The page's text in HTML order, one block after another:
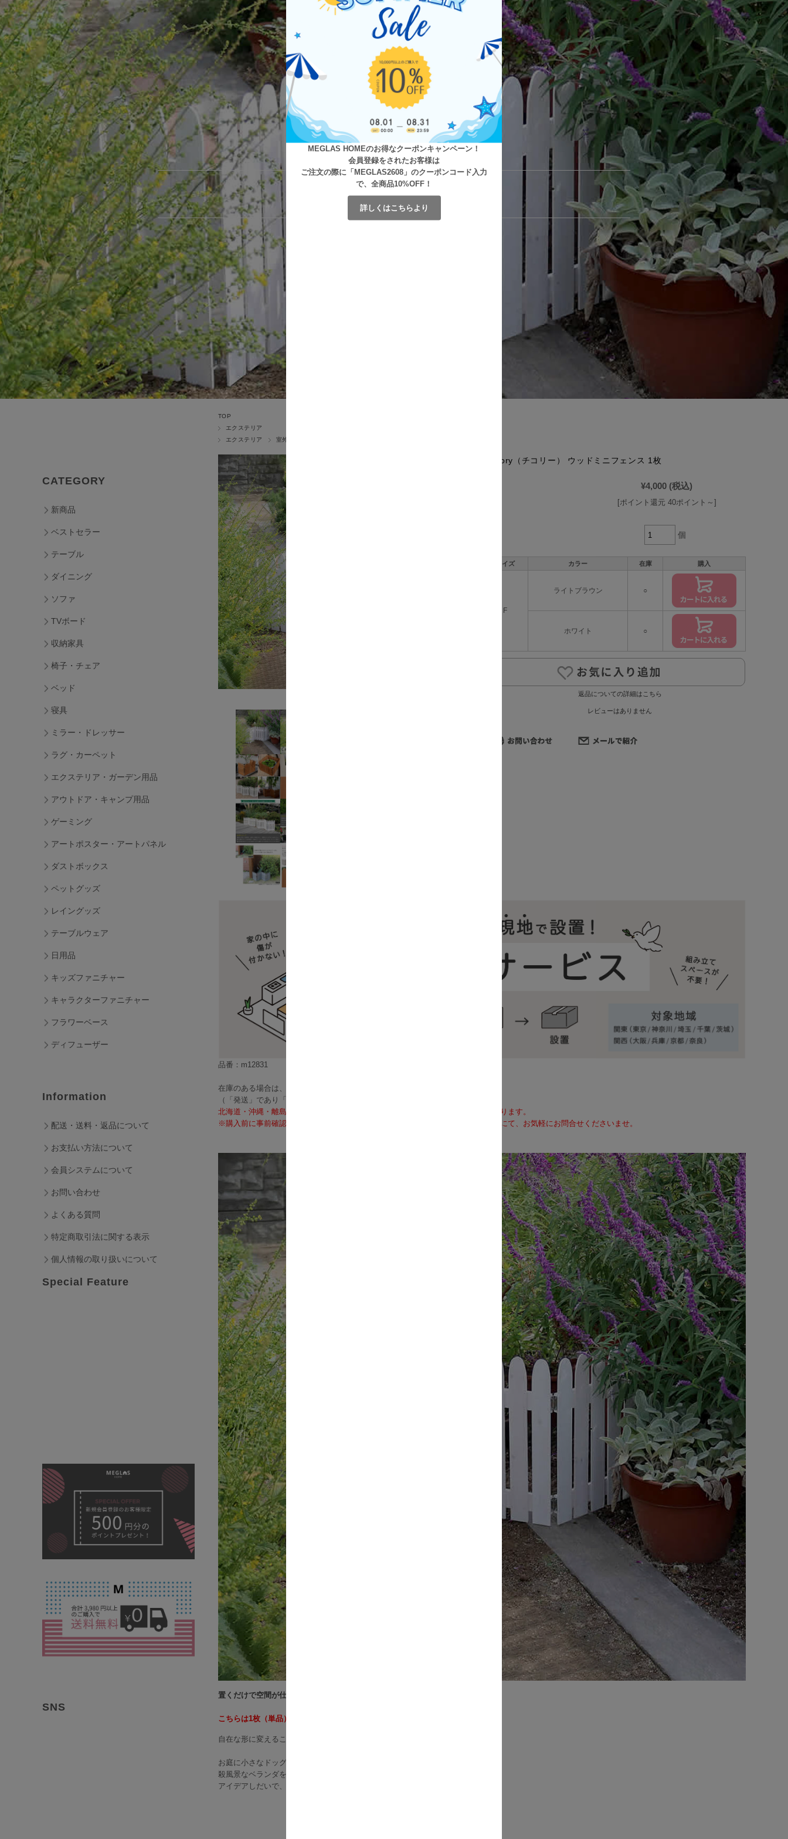
MEGLAS HOMEのお得なクーポンキャンペーン！
会員登録をされたお客様は
ご注文の際に「MEGLAS2608」のクーポンコード入力
で、全商品10%OFF！
詳しくはこちらより
TOP
エクステリア
エクステリア
室外機カバー・フェンス
Chicory（チコリー） ウッドミニフェンス 1枚
¥4,000 (税込)
[ポイント還元 40ポイント～]
個
サイズ カラー 在庫 購入
F
ライトブラウン ○
ホワイト ○
返品についての詳細はこちら
レビューはありません
品番：m12831
在庫のある場合は、3～5営業日で発送いたします。
（「発送」であり「お届け」ではございませんのでご注意ください）
北海道・沖縄・離島への配送は、通常送料に加え、別途送料のお見積りが必要となります。
※購入前に事前確認も可能となりますので、お電話（0120-155-339）またはメールにて、お気軽にお問合せくださいませ。
置くだけで空間が仕切れる、木製のミニフェンスChicory（チコリー）。
こちらは1枚（単品）の商品ページとなります。
自在な形に変えることができ、一人立ちするので使い勝手抜群です。
お庭に小さなドッグランを作ったり、ペットの飛び出し防止に使ったり、
殺風景なベランダをオシャレに変身させたり
アイデアしだいで、様々な場所にお使いいただけます。
CATEGORY
新商品
ベストセラー
テーブル
ダイニング
ソファ
TVボード
収納家具
椅子・チェア
ベッド
寝具
ミラー・ドレッサー
ラグ・カーペット
エクステリア・ガーデン用品
アウトドア・キャンプ用品
ゲーミング
アートポスター・アートパネル
ダストボックス
ペットグッズ
レイングッズ
テーブルウェア
日用品
キッズファニチャー
キャラクターファニチャー
フラワーベース
ディフューザー
Information
配送・送料・返品について
お支払い方法について
会員システムについて
お問い合わせ
よくある質問
特定商取引法に関する表示
個人情報の取り扱いについて
Special Feature